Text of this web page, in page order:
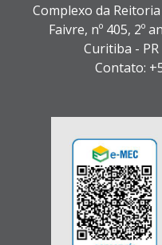
Complexo da
Faivre, nº 405, 2º
Curitiba - PR
Contato: